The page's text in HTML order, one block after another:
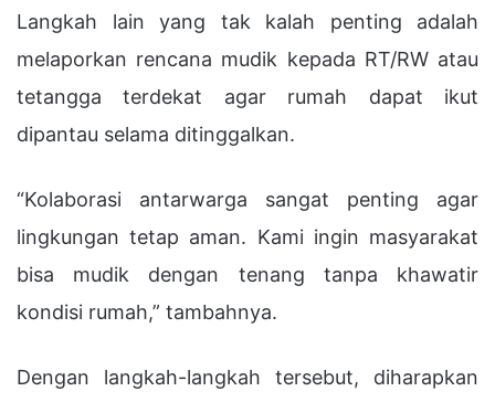
Langkah lain yang tak kalah penting adalah
melaporkan rencana mudik kepada RT/RW atau
tetangga terdekat agar rumah dapat ikut
dipantau selama ditinggalkan.
“Kolaborasi antarwarga sangat penting agar
lingkungan tetap aman. Kami ingin masyarakat
bisa mudik dengan tenang tanpa khawatir
kondisi rumah,” tambahnya.
Dengan langkah-langkah tersebut, diharapkan